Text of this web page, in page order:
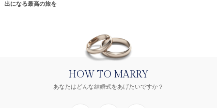
出になる最高の旅を
HOW TO MARRY
あなたはどんな結婚式をあげたいですか？